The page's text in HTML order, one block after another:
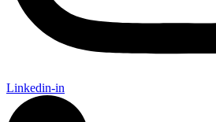
Linkedin-in